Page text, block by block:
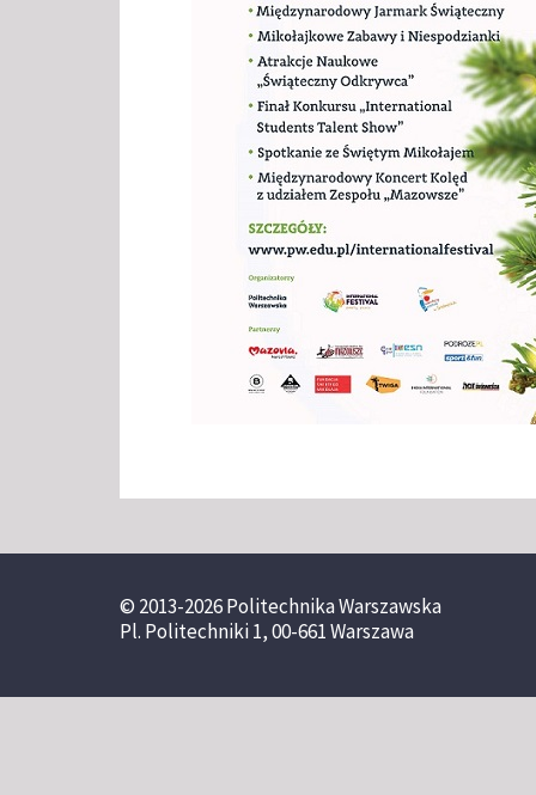
© 2013-2026 Politechnika Warszawska
Pl. Politechniki 1, 00-661 Warszawa